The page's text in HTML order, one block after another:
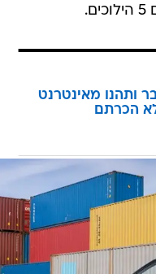
ותהנו מאינטרנט
הכרתם